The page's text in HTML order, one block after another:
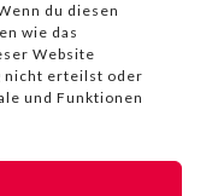
du diesen
wie das
Website
nicht erteilst oder
und Funktionen
|DATENSCHUTZ